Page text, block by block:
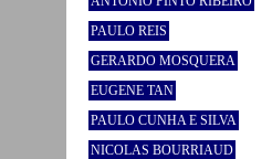
PAULO REIS
GERARDO MOSQUERA
EUGENE TAN
PAULO CUNHA E SILVA
NICOLAS BOURRIAUD